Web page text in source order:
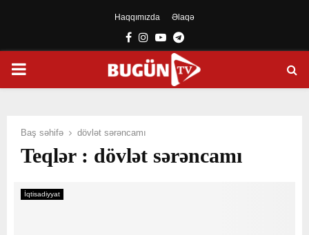
Haqqımızda Əlaqə
Facebook
Instagram
YoutubeTelegram
PRIMARY
Baş səhifə dövlət sərəncamı
Teqlər : dövlət sərəncamı
İqtisadiyyat